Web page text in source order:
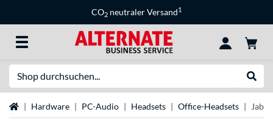
CO2 neutraler Versand1
StartseiteHardware PC-Audio Headsets Office-Headsets